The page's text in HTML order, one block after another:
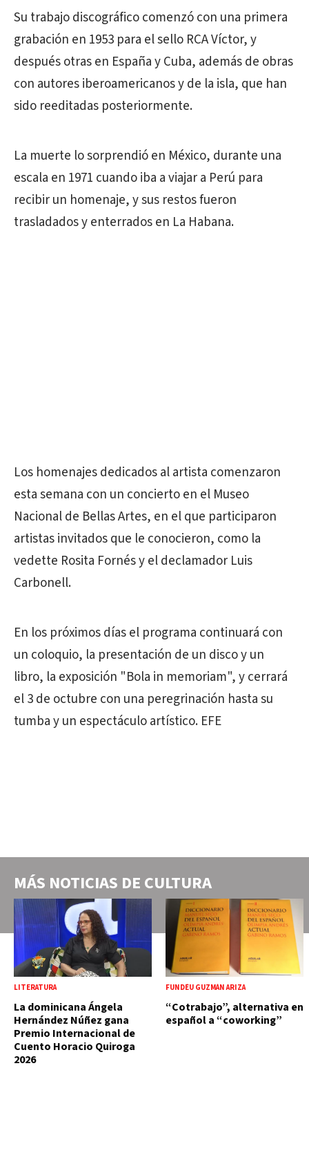
Su trabajo discográfico comenzó con una primera
grabación en 1953 para el sello RCA Víctor, y
después otras en España y Cuba, además de obras
con autores iberoamericanos y de la isla, que han
sido reeditadas posteriormente.
La muerte lo sorprendió en México, durante una
escala en 1971 cuando iba a viajar a Perú para
recibir un homenaje, y sus restos fueron
trasladados y enterrados en La Habana.
Los homenajes dedicados al artista comenzaron
esta semana con un concierto en el Museo
Nacional de Bellas Artes, en el que participaron
artistas invitados que le conocieron, como la
vedette Rosita Fornés y el declamador Luis
Carbonell.
En los próximos días el programa continuará con
un coloquio, la presentación de un disco y un
libro, la exposición "Bola in memoriam", y cerrará
el 3 de octubre con una peregrinación hasta su
tumba y un espectáculo artístico. EFE
MÁS NOTICIAS DE CULTURA
LITERATURA
La dominicana Ángela
Hernández Núñez gana
Premio Internacional de
Cuento Horacio Quiroga
2026
FUNDÉU GUZMÁN ARIZA
“Cotrabajo”, alternativa en
español a “coworking”